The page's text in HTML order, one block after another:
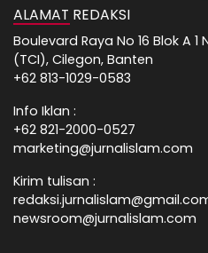
ALAMAT REDAKSI
Boulevard Raya No 16 Blok A
(TCI), Cilegon, Banten
+62 813-1029-0583
Info Iklan :
+62 821-2000-0527
marketing@jurnalislam.com
Kirim tulisan :
newsroom@jurnalislam.com